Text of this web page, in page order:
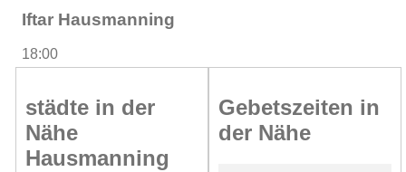
Iftar Hausmanning
18:00
städte in der
Nähe
Hausmanning
Gebetszeiten in
der Nähe